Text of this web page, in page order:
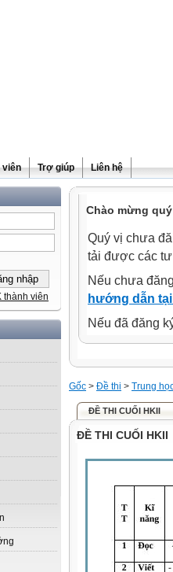
viên Trợ giúp Liên hệ
thành viên
Chào mừng
Quý vị chưa
tải được các
Nếu chưa
hướng dẫn
Nếu đã đăng
Gốc > Đề thi > Trung
ĐỀ THI CUỐI HKII
ĐỀ THI CUỐI HKII